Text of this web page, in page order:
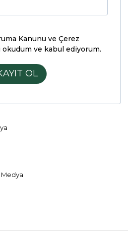
Kanunu ve Çerez
okudum ve kabul ediyorum.
OL
Medya